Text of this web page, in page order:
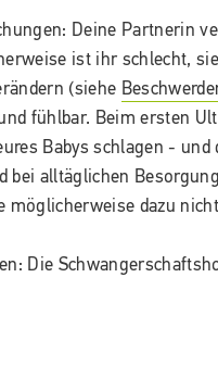
Deine Partnerin
ist ihr schlecht,
(siehe
fühlbar. Beim ersten
Babys schlagen -
alltäglichen
dazu
Die